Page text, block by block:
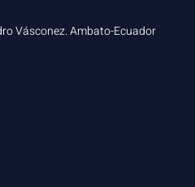
Vásconez. Ambato-Ecuador